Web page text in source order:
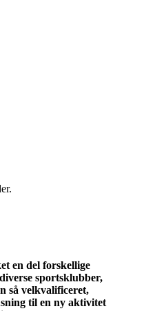
en del forskellige
sportsklubber,
så velkvalificeret,
til en ny aktivitet